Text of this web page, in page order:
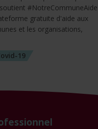
#NotreCommuneAide
gratuite d'aide aux
et les organisations,
19